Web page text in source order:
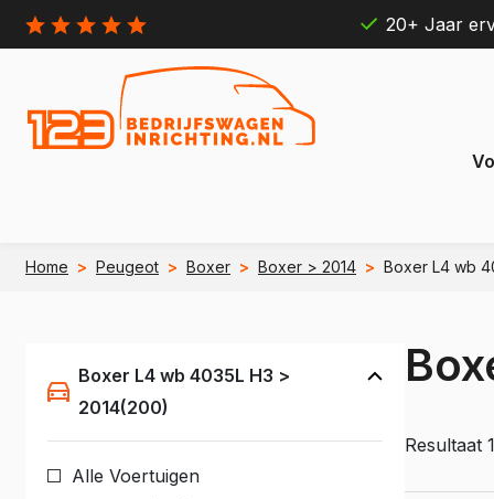
20+ Jaar
Home > Peugeot > Boxer > Boxer > 2014 > Boxer L4 wb
Jumpy
e Jumpy
Jumper
e Jumper
e Transit
Transit
Transit
Boxer L4 wb 4035L H3 >
2014(200)
Alle Voertuigen
Resultaat